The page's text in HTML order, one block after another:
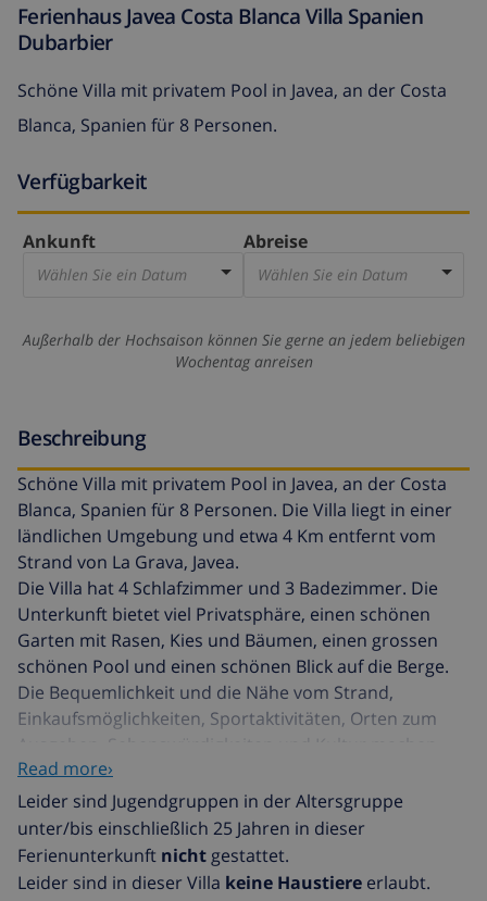
Ferienhaus Javea Costa Blanca Villa Spanien
Dubarbier
Schöne Villa mit privatem Pool in Javea, an der Costa
Blanca, Spanien für 8 Personen.
Verfügbarkeit
Ankunft
Wählen Sie ein Datum
Abreise
Wählen Sie ein Datum
Außerhalb der Hochsaison können Sie gerne an jedem beliebigen
Wochentag anreisen
Beschreibung
Schöne Villa mit privatem Pool in Javea, an der Costa
Blanca, Spanien für 8 Personen. Die Villa liegt in einer
ländlichen Umgebung und etwa 4 Km entfernt vom
Strand von La Grava, Javea.
Die Villa hat 4 Schlafzimmer und 3 Badezimmer. Die
Unterkunft bietet viel Privatsphäre, einen schönen
Garten mit Rasen, Kies und Bäumen, einen grossen
schönen Pool und einen schönen Blick auf die Berge.
Die Bequemlichkeit und die Nähe vom Strand,
Einkaufsmöglichkeiten, Sportaktivitäten, Orten zum
dies zu einer idealen Villa um Ihre Ferien zu verbringen
mit Familie und Freunden.
Interieur der Villa
Read more›
Leider sind Jugendgruppen in der Altersgruppe
unter/bis einschließlich 25 Jahren in dieser
Ferienunterkunft nichtgestattet.
Leider sind in dieser Villa keine Haustiere erlaubt.